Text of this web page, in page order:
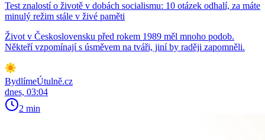
Test znalostí o životě v dobách socialismu: 10 otázek odhalí, za máte
minulý režim stále v živé paměti
Život v Československu před rokem 1989 měl mnoho podob.
Někteří vzpomínají s úsměvem na tváři, jiní by raději zapomněli.
BydlímeÚtulně.cz
dnes, 03:04
2 min